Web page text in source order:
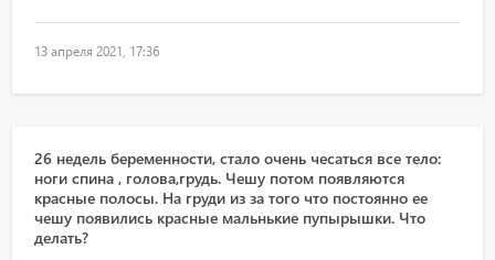
13 апреля 2021, 17:36
26 недель беременности, стало очень чесаться все тело:
ноги спина , голова,грудь. Чешу потом появляются
красные полосы. На груди из за того что постоянно ее
чешу появились красные мальнькие пупырышки. Что
делать?